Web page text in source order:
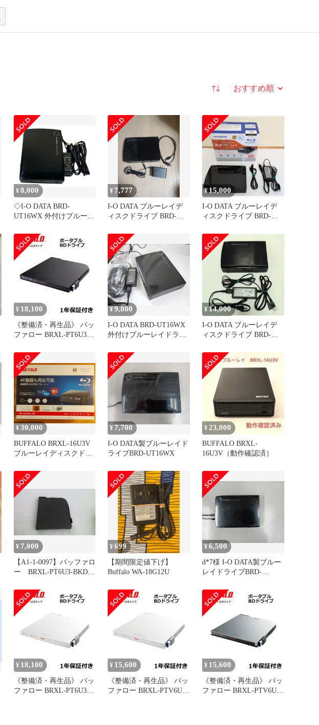
並び替え
¥8,000
◇I-O DATA BRD-
UT16WX 外付けブルーレ
確認済み
¥ 7,777
I-O DATA ブルーレイデ
ィスクドライブ BRD-
¥15,000
I-O DATA ブルーレイデ
ィスクドライブ BRD-
¥ 18,100
《整備済・再生品》 バッ
ファロー BRXL-PT6U3-
¥9,800
I-O DATA BRD-UT16WX
外付けブルーレイドライ
¥ 14,000
I-O DATA ブルーレイデ
ィスクドライブ BRD-
¥30,000
BUFFALO BRXL-16U3V
ブルーレイディスクドラ
¥ 7,700
I-O DATA製ブルーレイド
ライブBRD-UT16WX
¥23,000
BUFFALO BRXL-
16U3V（動作確認済）
¥ 7,000
【A1-1-0097】バッファロ
ー BRXL-PT6U3-BKD
¥699
【期間限定値下げ】
Buffalo WA-18G12U
¥6,500
d*7様 I-O DATA製ブルー
レイドライブBRD-
¥ 18,100
《整備済・再生品》 バッ
ファロー BRXL-PT6U3-
¥ 15,600
《整備済・再生品》 バッ
ファロー BRXL-PTV6U3-
¥ 15,600
《整備済・再生品》 バッ
ファロー BRXL-PTV6U3-